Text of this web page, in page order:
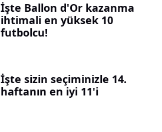
İşte Ballon d'Or kazanma
ihtimali en yüksek 10
futbolcu!
İşte sizin seçiminizle 14.
haftanın en iyi 11'i